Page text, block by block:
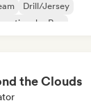
Drill/Jersey
Rap
the Clouds